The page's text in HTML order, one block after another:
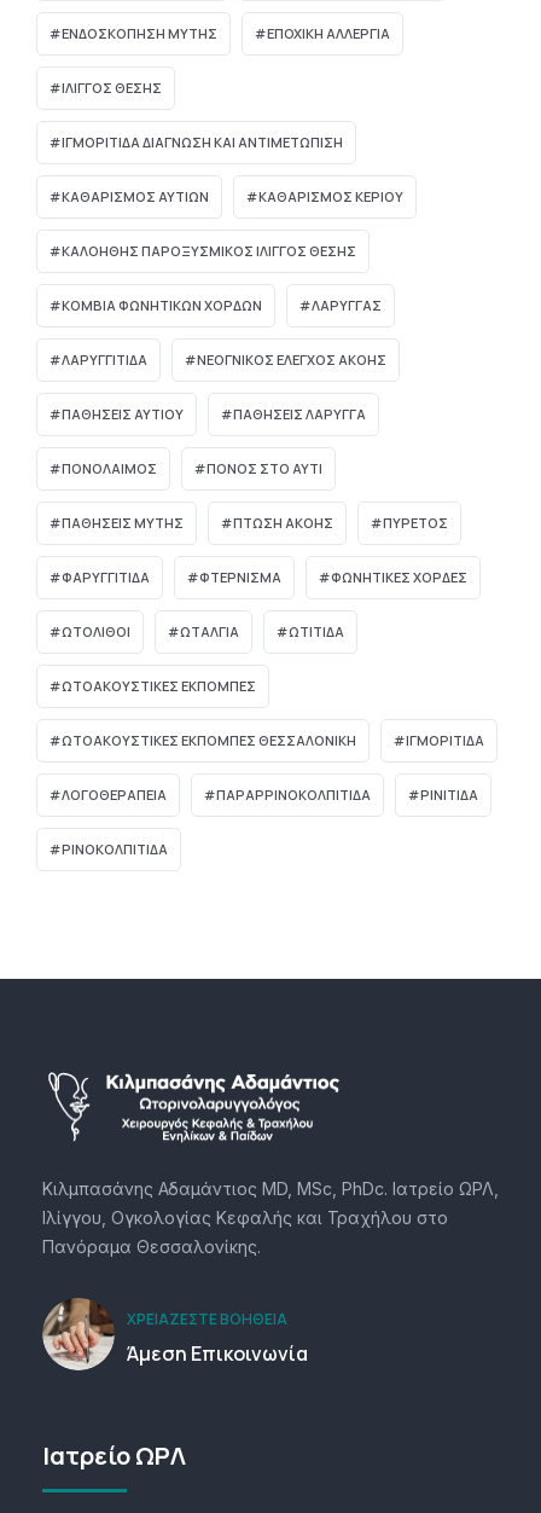
ΕΝΔΟΣΚΟΠΗΣΗ ΜΥΤΗΣ ΕΠΟΧΙΚΗ ΑΛΛΕΡΓΙΑ
ΙΛΙΓΓΟΣ ΘΕΣΗΣ
ΙΓΜΟΡΊΤΙΔΑ ΔΙΆΓΝΩΣΗ ΚΑΙ ΑΝΤΙΜΕΤΏΠΙΣΗ
ΚΑΘΑΡΙΣΜΟΣ ΑΥΤΙΩΝ ΚΑΘΑΡΙΣΜΟΣ ΚΕΡΙΟΥ
ΚΑΛΟΗΘΗΣ ΠΑΡΟΞΥΣΜΙΚΟΣ ΙΛΙΓΓΟΣ ΘΕΣΗΣ
ΚΟΜΒΊΑ ΦΩΝΗΤΙΚΏΝ ΧΟΡΔΏΝ ΛΑΡΥΓΓΑΣ
ΛΑΡΥΓΓΙΤΙΔΑ ΝΕΟΓΝΙΚΌΣ ΈΛΕΓΧΟΣ ΑΚΟΉΣ
ΠΑΘΗΣΕΙΣ ΑΥΤΙΟΥ ΠΑΘΗΣΕΙΣ ΛΑΡΥΓΓΑ
ΠΟΝΟΛΑΙΜΟΣ ΠΟΝΟΣ ΣΤΟ ΑΥΤΙ
ΠΑΘΉΣΕΙΣ ΜΎΤΗΣ ΠΤΏΣΗ ΑΚΟΉΣ ΠΥΡΕΤΌΣ
ΦΑΡΥΓΓΙΤΙΔΑ ΦΤΕΡΝΙΣΜΑ ΦΩΝΗΤΙΚΕΣ ΧΟΡΔΕΣ
ΩΤΌΛΙΘΟΙ ΩΤΑΛΓΙΑ ΩΤΙΤΙΔΑ
ΩΤΟΑΚΟΥΣΤΙΚΈΣ ΕΚΠΟΜΠΈΣ
ΩΤΟΑΚΟΥΣΤΙΚΈΣ ΕΚΠΟΜΠΈΣ ΘΕΣΣΑΛΟΝΊΚΗ ΙΓΜΟΡΊΤΙΔΑ
ΛΟΓΟΘΕΡΑΠΕΊΑ ΠΑΡΑΡΡΙΝΟΚΟΛΠΊΤΙΔΑ ΡΙΝΊΤΙΔΑ
ΡΙΝΟΚΟΛΠΊΤΙΔΑ
Κιλμπασάνης Αδαμάντιος MD, MSc, PhDc. Ιατρείο ΩΡΛ,
Ιλίγγου, Ογκολογίας Κεφαλής και Τραχήλου στο
Πανόραμα Θεσσαλονίκης.
ΧΡΕΙΆΖΕΣΤΕ ΒΟΉΘΕΙΑ
Άμεση Επικοινωνία
Ιατρείο ΩΡΛ